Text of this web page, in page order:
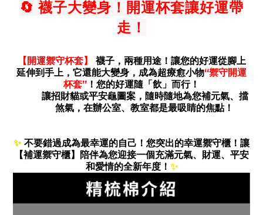
🔄 襪子大變身！開運杯套讓好運帶
走！
【開運禦守杯套】
襪子，兩種用途！讓您的好運從腳上
延伸到手上 ，它還能大變身，成為超療愈小物“禦守開運
杯套” ！您的好運隨「飲」而行！
讓招財貓或平安龜圖案，隨時隨地為您補元氣、擋
煞氣，在辦公室、教室都是最吸睛的焦點！
✨ 不要錯過成為最幸運的自己！ 您突出的幸運禦守櫃！讓
【補運禦守櫃】陪伴為您迎接一個充滿元氣、財運、平安
和愛情的全新年度！ ✨